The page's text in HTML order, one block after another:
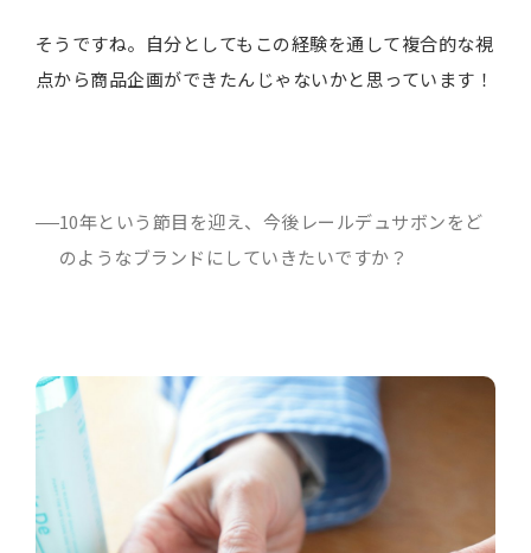
そうですね。自分としてもこの経験を通して複合的な視
点から商品企画ができたんじゃないかと思っています！
10年という節目を迎え、今後レールデュサボンをど
のようなブランドにしていきたいですか？